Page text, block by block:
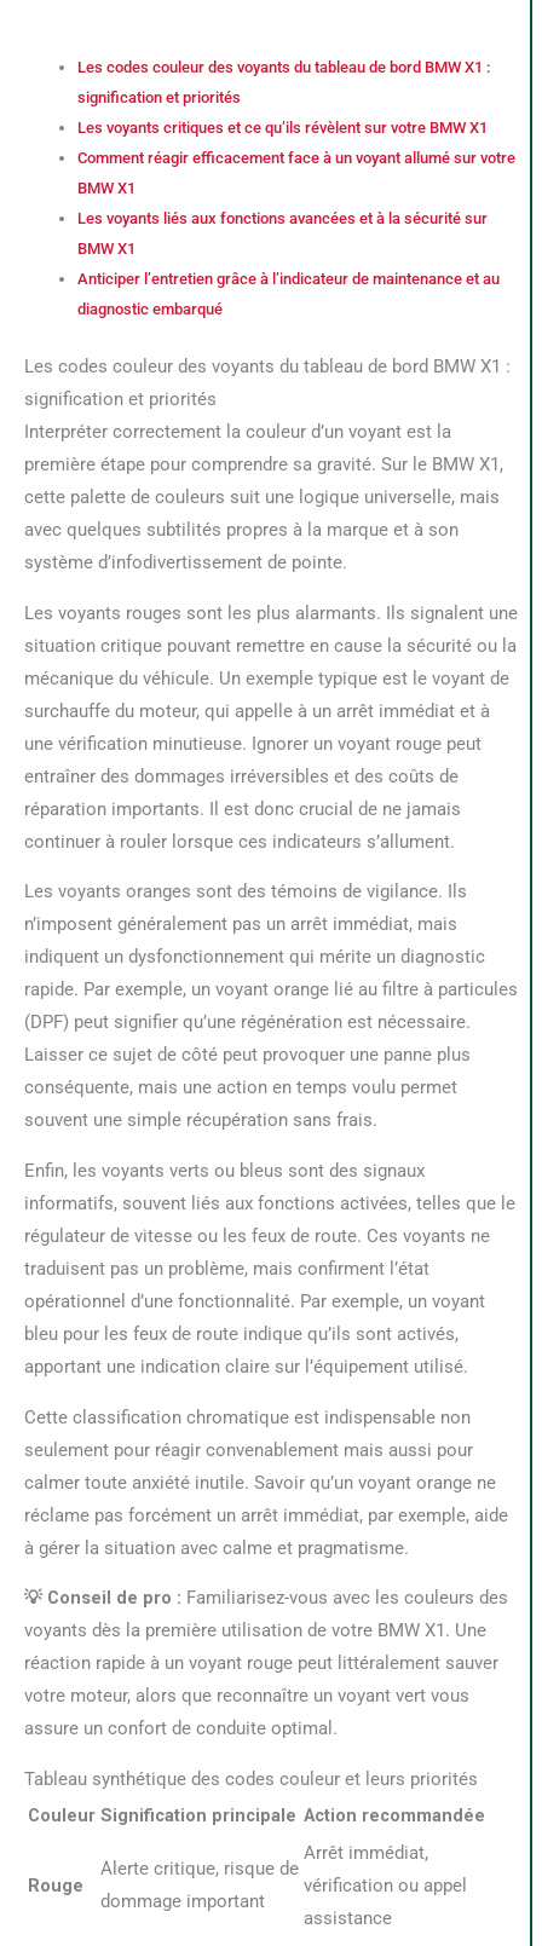
Les codes couleur des voyants du tableau de bord BMW X1 :
signification et priorités
Les voyants critiques et ce qu’ils révèlent sur votre BMW X1
Comment réagir efficacement face à un voyant allumé sur votre
BMW X1
Les voyants liés aux fonctions avancées et à la sécurité sur
BMW X1
Anticiper l’entretien grâce à l’indicateur de maintenance et au
diagnostic embarqué
Les codes couleur des voyants du tableau de bord BMW X1 :
signification et priorités
Interpréter correctement la couleur d’un voyant est la
première étape pour comprendre sa gravité. Sur le BMW X1,
cette palette de couleurs suit une logique universelle, mais
avec quelques subtilités propres à la marque et à son
système d’infodivertissement de pointe.
Les voyants rouges sont les plus alarmants. Ils signalent une
situation critique pouvant remettre en cause la sécurité ou la
mécanique du véhicule. Un exemple typique est le voyant de
surchauffe du moteur, qui appelle à un arrêt immédiat et à
une vérification minutieuse. Ignorer un voyant rouge peut
entraîner des dommages irréversibles et des coûts de
réparation importants. Il est donc crucial de ne jamais
continuer à rouler lorsque ces indicateurs s’allument.
Les voyants oranges sont des témoins de vigilance. Ils
n’imposent généralement pas un arrêt immédiat, mais
indiquent un dysfonctionnement qui mérite un diagnostic
rapide. Par exemple, un voyant orange lié au filtre à particules
(DPF) peut signifier qu’une régénération est nécessaire.
Laisser ce sujet de côté peut provoquer une panne plus
conséquente, mais une action en temps voulu permet
souvent une simple récupération sans frais.
Enfin, les voyants verts ou bleus sont des signaux
informatifs, souvent liés aux fonctions activées, telles que le
régulateur de vitesse ou les feux de route. Ces voyants ne
traduisent pas un problème, mais confirment l’état
opérationnel d’une fonctionnalité. Par exemple, un voyant
bleu pour les feux de route indique qu’ils sont activés,
apportant une indication claire sur l’équipement utilisé.
Cette classification chromatique est indispensable non
seulement pour réagir convenablement mais aussi pour
calmer toute anxiété inutile. Savoir qu’un voyant orange ne
réclame pas forcément un arrêt immédiat, par exemple, aide
à gérer la situation avec calme et pragmatisme.
💡 Conseil de pro : Familiarisez-vous avec les couleurs des
voyants dès la première utilisation de votre BMW X1. Une
réaction rapide à un voyant rouge peut littéralement sauver
votre moteur, alors que reconnaître un voyant vert vous
assure un confort de conduite optimal.
Tableau synthétique des codes couleur et leurs priorités
Couleur Signification principale Action recommandée
Rouge
Alerte critique, risque de
dommage important
Arrêt immédiat,
vérification ou appel
assistance